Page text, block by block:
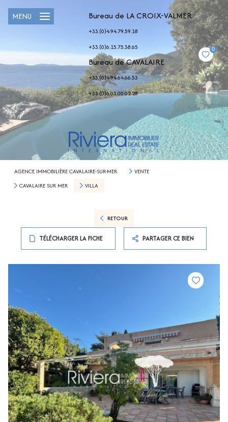
Bureau de LA CROIX-VALMER
+33.(0)4.94.79.59.18
+33.(0)6.15.75.38.65
Bureau de CAVALAIRE
+33.(0)4.94.64.66.53
+33.(0)6.03.00.02.28
0
MENU
AGENCE IMMOBILIÈRE CAVALAIRE-SUR-MER
VENTE
CAVALAIRE SUR MER
VILLA
RETOUR
TÉLÉCHARGER LA FICHE PARTAGER CE BIEN